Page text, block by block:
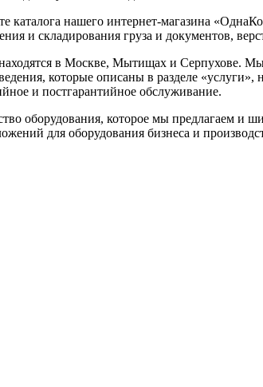
каталога нашего интернет-магазина
и складирования груза и документов,
в Москве, Мытищах и Серпухове. Мы
которые описаны в разделе
и постгарантийное обслуживание.
оборудования, которое мы предлагаем и
для оборудования бизнеса и